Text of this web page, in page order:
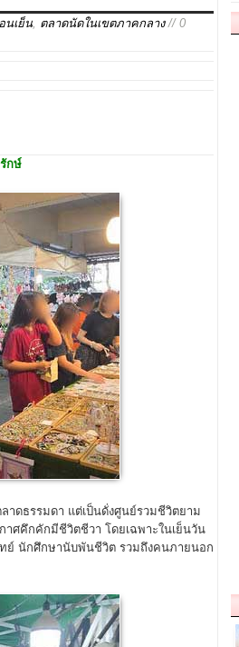
นเย็น ตลาดนัดในเขตภาคกลาง// 0
กษ์
ดธรรมดา แต่เป็นดั่งศูนย์รวมชีวิตยาม
ศคึกคักมีชีวิตชีวา โดยเฉพาะในเย็นวัน
ทย์ นักศึกษานับพันชีวิต รวมถึงคนภายนอก